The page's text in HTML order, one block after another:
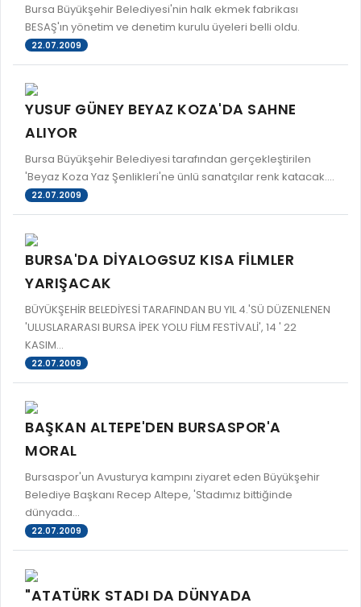
Bursa Büyükşehir Belediyesi'nin halk ekmek fabrikası
BESAŞ'ın yönetim ve denetim kurulu üyeleri belli oldu.
22.07.2009
YUSUF GÜNEY BEYAZ KOZA'DA SAHNE
ALIYOR
Bursa Büyükşehir Belediyesi tarafından gerçekleştirilen
'Beyaz Koza Yaz Şenlikleri'ne ünlü sanatçılar renk katacak....
22.07.2009
BURSA'DA DİYALOGSUZ KISA FİLMLER
YARIŞACAK
BÜYÜKŞEHİR BELEDİYESİ TARAFINDAN BU YIL 4.'SÜ DÜZENLENEN
'ULUSLARARASI BURSA İPEK YOLU FİLM FESTİVALİ', 14 ' 22
KASIM...
22.07.2009
BAŞKAN ALTEPE'DEN BURSASPOR'A
MORAL
Bursaspor'un Avusturya kampını ziyaret eden Büyükşehir
Belediye Başkanı Recep Altepe, 'Stadımız bittiğinde
dünyada...
22.07.2009
"ATATÜRK STADI DA DÜNYADA